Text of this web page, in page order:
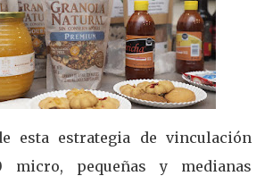
esta estrategia de vinculación
micro, pequeñas y medianas